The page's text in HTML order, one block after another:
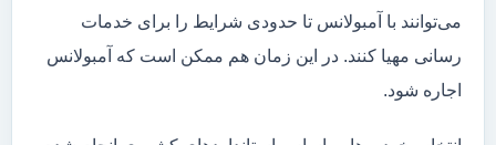
می‌توانند با آمبولانس تا حدودی شرایط را برای خدمات
رسانی مهیا کنند. در این زمان هم ممکن است که آمبولانس
اجاره شود.